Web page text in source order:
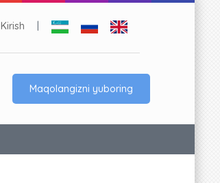
Kirish
Maqolangizni yuboring